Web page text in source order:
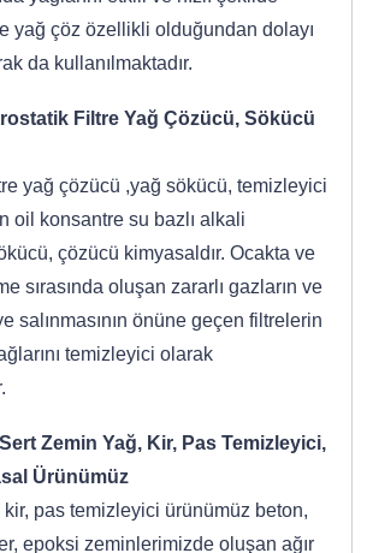
yağ çöz özellikli olduğundan dolayı
da kullanılmaktadır.
Filtre Yağ Çözücü, Sökücü
yağ çözücü ,yağ sökücü, temizleyici
oil konsantre su bazlı alkali
çözücü kimyasaldır. Ocakta ve
sırasında oluşan zararlı gazların ve
salınmasının önüne geçen filtrelerin
temizleyici olarak
Zemin Yağ, Kir, Pas Temizleyici,
Ürünümüz
pas temizleyici ürünümüz beton,
epoksi zeminlerimizde oluşan ağır